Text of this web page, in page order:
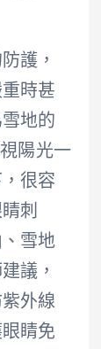
護，
時甚
地的
陽光一
很容
刺
雪地
議，
外線
睛免